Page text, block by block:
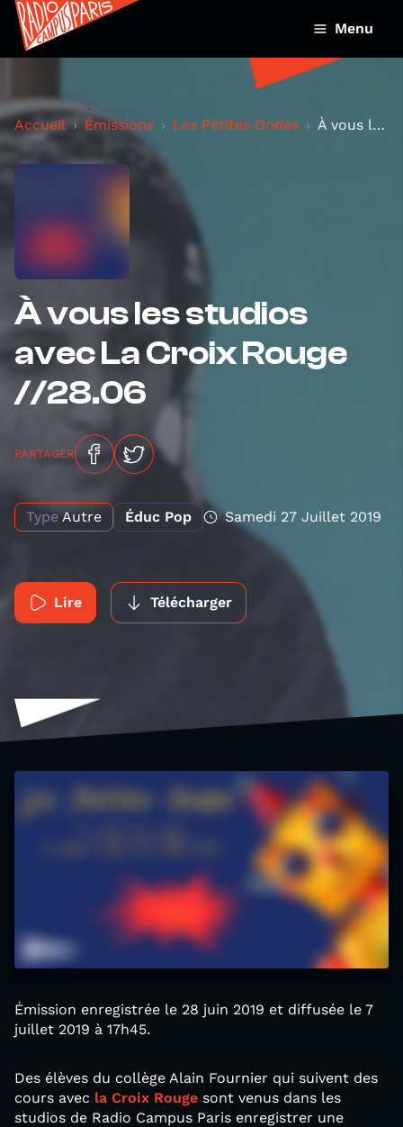
Menu
Accueil Émissions Les Petites Ondes À vous les studios avec La Croix Rouge //28.06
À vous les studios
avec La Croix Rouge
//28.06
PARTAGER
Type Autre Éduc Pop Samedi 27 Juillet 2019
Lire Télécharger
Émission enregistrée le 28 juin 2019 et diffusée le 7
juillet 2019 à 17h45.
Des élèves du collège Alain Fournier qui suivent des
cours avec la Croix Rouge sont venus dans les
studios de Radio Campus Paris enregistrer une